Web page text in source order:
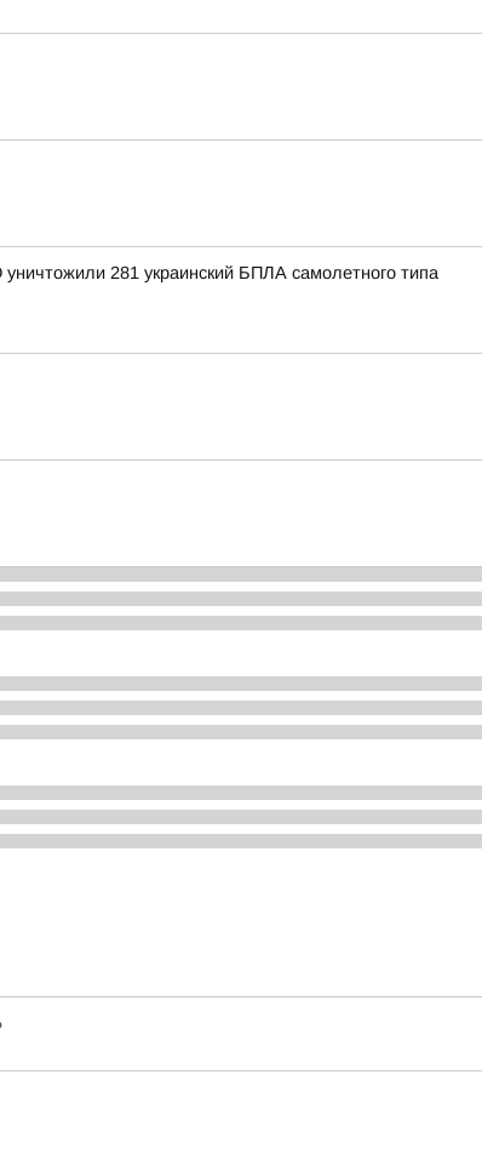
281 украинский БПЛА самолетного типа